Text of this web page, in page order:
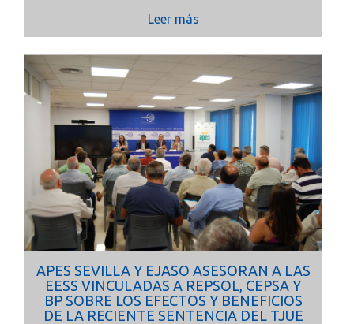
Leer más
APES SEVILLA Y EJASO ASESORAN A LAS
EESS VINCULADAS A REPSOL, CEPSA Y
BP SOBRE LOS EFECTOS Y BENEFICIOS
DE LA RECIENTE SENTENCIA DEL TJUE